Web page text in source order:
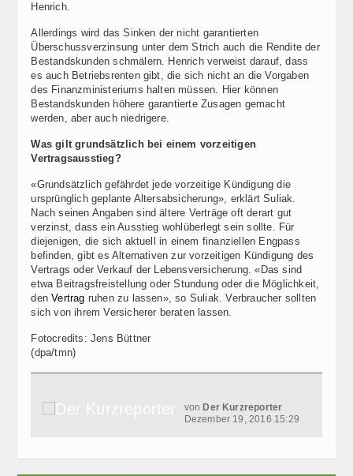
Henrich.
Allerdings wird das Sinken der nicht garantierten
Überschussverzinsung unter dem Strich auch die Rendite der
Bestandskunden schmälern. Henrich verweist darauf, dass
es auch Betriebsrenten gibt, die sich nicht an die Vorgaben
des Finanzministeriums halten müssen. Hier können
Bestandskunden höhere garantierte Zusagen gemacht
werden, aber auch niedrigere.
Was gilt grundsätzlich bei einem vorzeitigen
Vertragsausstieg?
«Grundsätzlich gefährdet jede vorzeitige Kündigung die
ursprünglich geplante Altersabsicherung», erklärt Suliak.
Nach seinen Angaben sind ältere Verträge oft derart gut
verzinst, dass ein Ausstieg wohlüberlegt sein sollte. Für
diejenigen, die sich aktuell in einem finanziellen Engpass
befinden, gibt es Alternativen zur vorzeitigen Kündigung des
Vertrags oder Verkauf der Lebensversicherung. «Das sind
etwa Beitragsfreistellung oder Stundung oder die Möglichkeit,
denVertrag ruhen zu lassen», so Suliak. Verbraucher sollten
sich von ihrem Versicherer beraten lassen.
Fotocredits: Jens Büttner
(dpa/tmn)
von Der Kurzreporter
Dezember 19, 2016 15:29